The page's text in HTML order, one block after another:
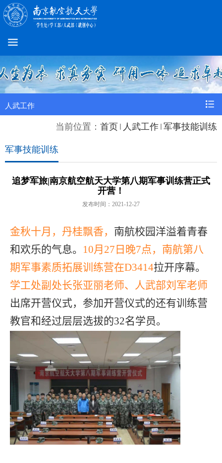
人武工作
当前位置： 首页 人武工作 军事技能训练
军事技能训练
追梦军旅|南京航空航天大学第八期军事训练营正式
开营！
发布时间：2021-12-27
金秋十月，丹桂飘香， 南航校园洋溢着青春
和欢乐的气息。 10月 27 日晚7点 ，南航第八
期军事素质拓展训练营在D3414拉开序幕。
学工处副处长张亚丽老师、人武部刘军老师
出席开营仪式，参加开营仪式的还有训练营
教官和经过层层选拔的32名学员。